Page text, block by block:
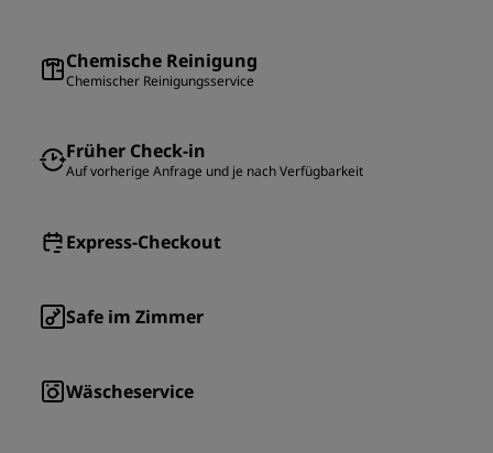
Chemische Reinigung
Chemischer Reinigungsservice
Früher Check-in
Auf vorherige Anfrage und je nach Verfügbarkeit
Express-Checkout
Safe im Zimmer
Wäscheservice